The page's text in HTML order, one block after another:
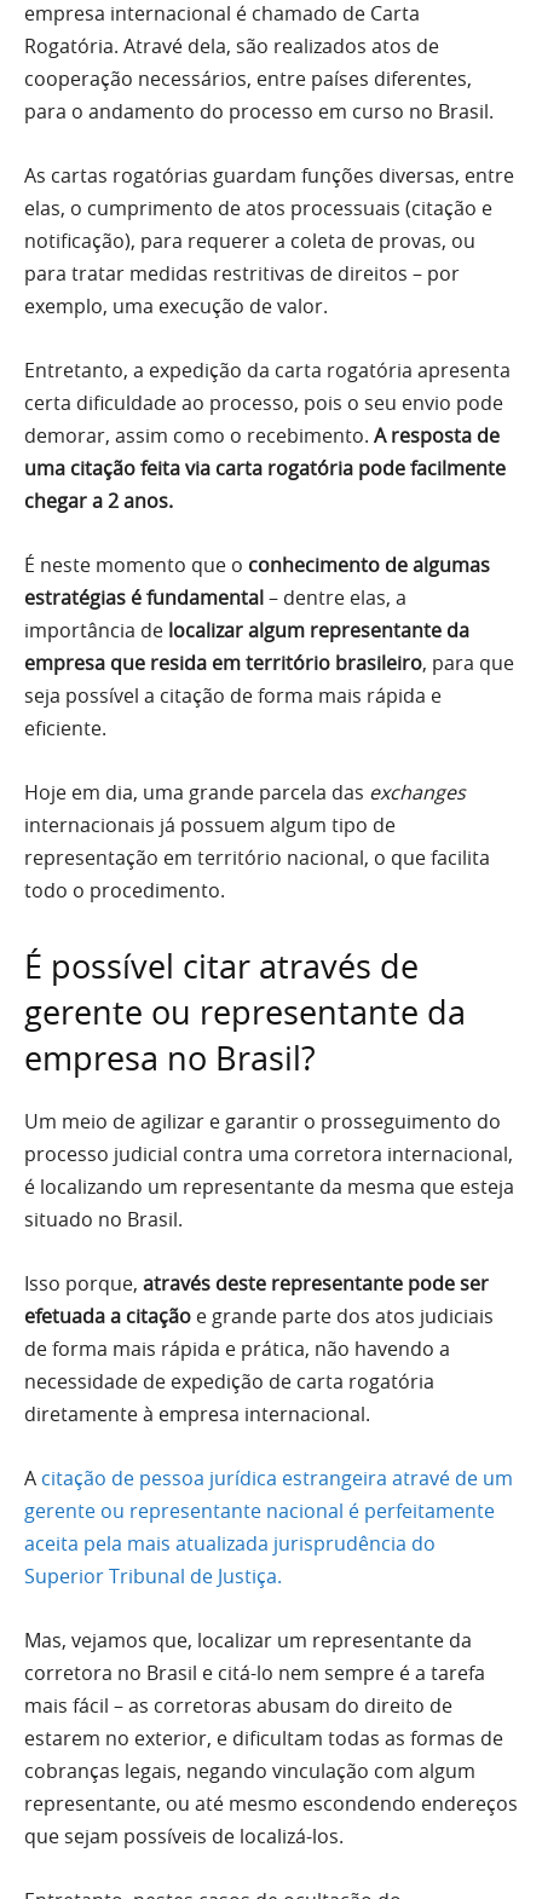
empresa internacional é chamado de Carta
Rogatória. Atravé dela, são realizados atos de
cooperação necessários, entre países diferentes,
para o andamento do processo em curso no Brasil.
As cartas rogatórias guardam funções diversas, entre
elas, o cumprimento de atos processuais (citação e
notificação), para requerer a coleta de provas, ou
para tratar medidas restritivas de direitos – por
exemplo, uma execução de valor.
Entretanto, a expedição da carta rogatória apresenta
certa dificuldade ao processo, pois o seu envio pode
demorar, assim como o recebimento. A resposta de
uma citação feita via carta rogatória pode facilmente
chegar a 2 anos.
É neste momento que o conhecimento de algumas
estratégias é fundamental– dentre elas, a
importância de localizar algum representante da
empresa que resida em território brasileiro, para que
seja possível a citação de forma mais rápida e
eficiente.
Hoje em dia, uma grande parcela das exchanges
internacionais já possuem algum tipo de
representação em território nacional, o que facilita
todo o procedimento.
É possível citar através de
gerente ou representante da
empresa no Brasil?
Um meio de agilizar e garantir o prosseguimento do
processo judicial contra uma corretora internacional,
é localizando um representante da mesma que esteja
situado no Brasil.
Isso porque, através deste representante pode ser
efetuada a citação e grande parte dos atos judiciais
de forma mais rápida e prática, não havendo a
necessidade de expedição de carta rogatória
diretamente à empresa internacional.
A citação de pessoa jurídica estrangeira atravé de um
gerente ou representante nacional é perfeitamente
aceita pela mais atualizada jurisprudência do
Superior Tribunal de Justiça.
Mas, vejamos que, localizar um representante da
corretora no Brasil e citá-lo nem sempre é a tarefa
mais fácil – as corretoras abusam do direito de
estarem no exterior, e dificultam todas as formas de
cobranças legais, negando vinculação com algum
representante, ou até mesmo escondendo endereços
que sejam possíveis de localizá-los.